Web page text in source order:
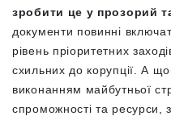
зробити це у прозорий
документи повинні
рівень пріоритетних
схильних до корупції. А
виконанням майбутньої
спроможності та ресурси,